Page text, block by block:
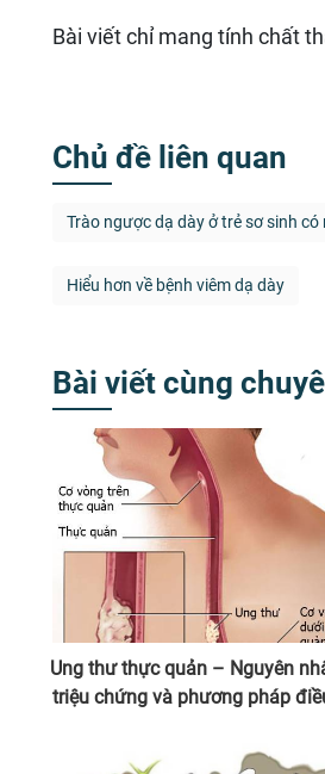
Bài viết chỉ mang tính chất
Chủ đề liên quan
Trào ngược dạ dày ở trẻ sơ sinh có
Hiểu hơn về bệnh viêm dạ dày
Bài viết cùng
Ung thư thực quản – Nguyên
triệu chứng và phương pháp